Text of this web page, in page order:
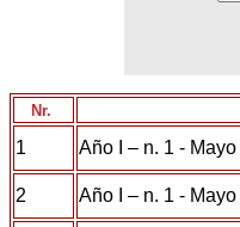
Nr.
1 Año I – n. 1 -
2 Año I – n. 1 -